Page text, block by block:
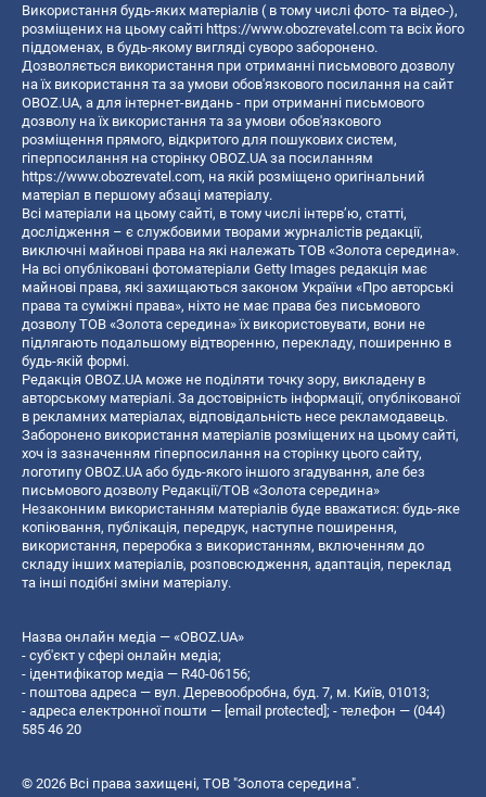
Використання будь-яких матеріалів ( в тому числі фото- та відео-),
розміщених на цьому сайті https://www.obozrevatel.com та всіх його
піддоменах, в будь-якому вигляді суворо заборонено.
Дозволяється використання при отриманні письмового дозволу
на їх використання та за умови обов'язкового посилання на сайт
OBOZ.UA, а для інтернет-видань - при отриманні письмового
дозволу на їх використання та за умови обов'язкового
розміщення прямого, відкритого для пошукових систем,
гіперпосилання на сторінку OBOZ.UA за посиланням
https://www.obozrevatel.com, на якій розміщено оригінальний
матеріал в першому абзаці матеріалу.
Всі матеріали на цьому сайті, в тому числі інтерв’ю, статті,
дослідження – є службовими творами журналістів редакції,
виключні майнові права на які належать ТОВ «Золота середина».
На всі опубліковані фотоматеріали Getty Images редакція має
майнові права, які захищаються законом України «Про авторські
права та суміжні права», ніхто не має права без письмового
дозволу ТОВ «Золота середина» їх використовувати, вони не
підлягають подальшому відтворенню, перекладу, поширенню в
будь-якій формі.
Редакція OBOZ.UA може не поділяти точку зору, викладену в
авторському матеріалі. За достовірність інформації, опублікованої
в рекламних матеріалах, відповідальність несе рекламодавець.
Заборонено використання матеріалів розміщених на цьому сайті,
хоч із зазначенням гіперпосилання на сторінку цього сайту,
логотипу OBOZ.UA або будь-якого іншого згадування, але без
письмового дозволу Редакції/ТОВ «Золота середина»
Незаконним використанням матеріалів буде вважатися: будь-яке
копiювання, публiкацiя, передрук, наступне поширення,
використання, переробка з використанням, включенням до
складу інших матеріалів, розповсюдження, адаптація, переклад
та інші подібні зміни матеріалу.
Назва онлайн медіа — «OBOZ.UA»
- суб'єкт у сфері онлайн медіа;
- ідентифікатор медіа — R40-06156;
- поштова адреса — вул. Деревообробна, буд. 7, м. Київ, 01013;
- адреса електронної пошти — [email protected]; - телефон — (044)
585 46 20
© 2026 Всі права захищені, ТОВ "Золота середина".